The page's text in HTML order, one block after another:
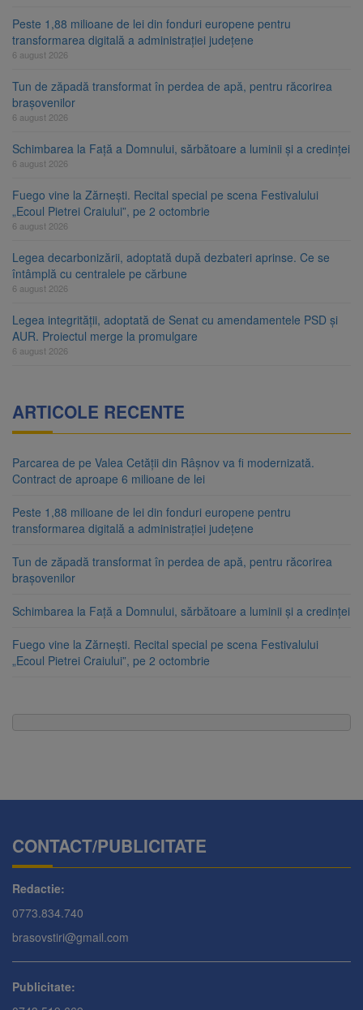
Peste 1,88 milioane de lei din fonduri europene pentru
transformarea digitală a administrației județene
6 august 2026
Tun de zăpadă transformat în perdea de apă, pentru răcorirea
brașovenilor
6 august 2026
Schimbarea la Față a Domnului, sărbătoare a luminii și a credinței
6 august 2026
Fuego vine la Zărnești. Recital special pe scena Festivalului
„Ecoul Pietrei Craiului”, pe 2 octombrie
6 august 2026
Legea decarbonizării, adoptată după dezbateri aprinse. Ce se
întâmplă cu centralele pe cărbune
6 august 2026
Legea integrității, adoptată de Senat cu amendamentele PSD și
AUR. Proiectul merge la promulgare
6 august 2026
ARTICOLE RECENTE
Parcarea de pe Valea Cetății din Râșnov va fi modernizată.
Contract de aproape 6 milioane de lei
Peste 1,88 milioane de lei din fonduri europene pentru
transformarea digitală a administrației județene
Tun de zăpadă transformat în perdea de apă, pentru răcorirea
brașovenilor
Schimbarea la Față a Domnului, sărbătoare a luminii și a credinței
Fuego vine la Zărnești. Recital special pe scena Festivalului
„Ecoul Pietrei Craiului”, pe 2 octombrie
CONTACT/PUBLICITATE
Redactie:
0773.834.740
brasovstiri@gmail.com
Publicitate: